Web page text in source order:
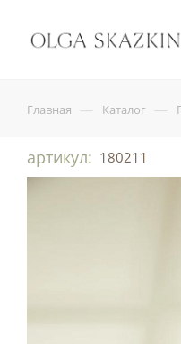
Главная — Каталог —
артикул: 180211